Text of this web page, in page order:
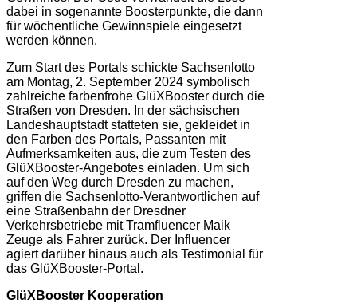
dabei in sogenannte Boosterpunkte, die dann
für wöchentliche Gewinnspiele eingesetzt
werden können.
Zum Start des Portals schickte Sachsenlotto
am Montag, 2. September 2024 symbolisch
zahlreiche farbenfrohe GlüXBooster durch die
Straßen von Dresden. In der sächsischen
Landeshauptstadt statteten sie, gekleidet in
den Farben des Portals, Passanten mit
Aufmerksamkeiten aus, die zum Testen des
GlüXBooster-Angebotes einladen. Um sich
auf den Weg durch Dresden zu machen,
griffen die Sachsenlotto-Verantwortlichen auf
eine Straßenbahn der Dresdner
Verkehrsbetriebe mit Tramfluencer Maik
Zeuge als Fahrer zurück. Der Influencer
agiert darüber hinaus auch als Testimonial für
das GlüXBooster-Portal.
GlüXBooster Kooperation